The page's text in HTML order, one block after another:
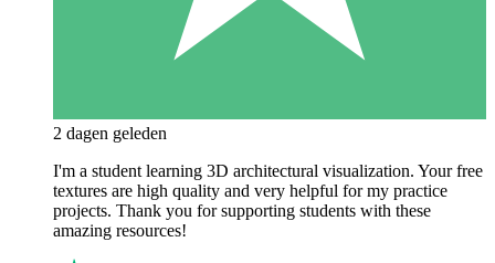
2 dagen geleden
I'm a student learning 3D architectural visualization. Your free
textures are high quality and very helpful for my practice
projects. Thank you for supporting students with these
amazing resources!